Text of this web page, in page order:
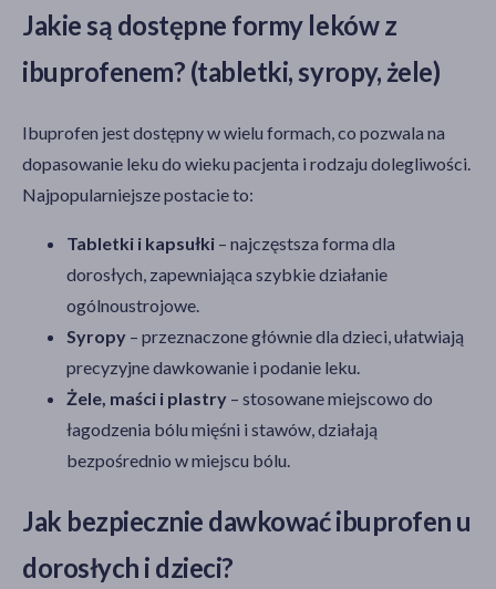
Jakie są dostępne formy leków z
ibuprofenem? (tabletki, syropy, żele)
Ibuprofen jest dostępny w wielu formach, co pozwala na
dopasowanie leku do wieku pacjenta i rodzaju dolegliwości.
Najpopularniejsze postacie to:
Tabletki i kapsułki – najczęstsza forma dla
dorosłych, zapewniająca szybkie działanie
ogólnoustrojowe.
Syropy – przeznaczone głównie dla dzieci, ułatwiają
precyzyjne dawkowanie i podanie leku.
Żele, maści i plastry – stosowane miejscowo do
łagodzenia bólu mięśni i stawów, działają
bezpośrednio w miejscu bólu.
Jak bezpiecznie dawkować ibuprofen u
dorosłych i dzieci?